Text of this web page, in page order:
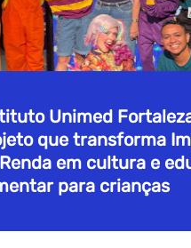
Unimed
que transforma
em cultura e
para crianças